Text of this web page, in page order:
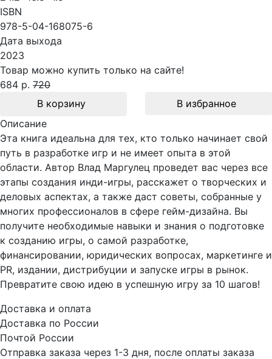
ISBN
978-5-04-168075-6
Дата выхода
2023
Товар можно купить только на сайте!
684 р. 720
В корзину
В избранное
Описание
Эта книга идеальна для тех, кто только начинает свой
путь в разработке игр и не имеет опыта в этой
области. Автор Влад Маргулец проведет вас через все
этапы создания инди-игры, расскажет о творческих и
деловых аспектах, а также даст советы, собранные у
многих профессионалов в сфере гейм-дизайна. Вы
получите необходимые навыки и знания о подготовке
к созданию игры, о самой разработке,
финансировании, юридических вопросах, маркетинге и
PR, издании, дистрибуции и запуске игры в рынок.
Превратите свою идею в успешную игру за 10 шагов!
Доставка и оплата
Доставка по России
Почтой России
Отправка заказа через 1-3 дня, после оплаты заказа